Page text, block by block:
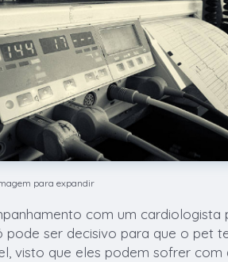
para expandir
com um cardiologista
pode ser decisivo para que o pet
visto que eles podem sofrer com